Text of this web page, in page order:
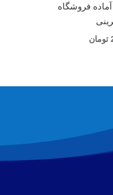
فروشگاه
تومان